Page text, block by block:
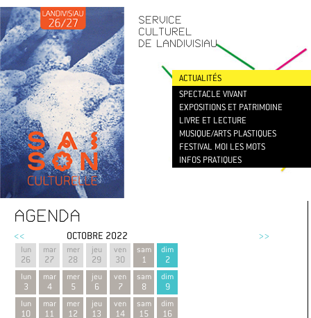
SERVICE
CULTUREL
DE LANDIVISIAU
ACTUALITÉS
SPECTACLE VIVANT
EXPOSITIONS ET PATRIMOINE
LIVRE ET LECTURE
MUSIQUE/ARTS PLASTIQUES
FESTIVAL MOI LES MOTS
INFOS PRATIQUES
AGENDA
<< OCTOBRE 2022 >>
lun
26
mar
27
mer
28
jeu
29
ven
30
sam
1
dim
2
lun
3
mar
4
mer
5
jeu
6
ven
7
sam
8
dim
9
lun
10
mar
11
mer
12
jeu
13
ven
14
sam
15
dim
16